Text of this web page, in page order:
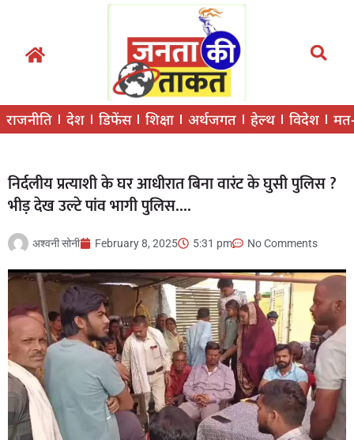
राजनीति देश डिफेंस शिक्षा अर्थजगत हेल्थ विदेश
निर्दलीय प्रत्याशी के घर आधीरात बिना वारंट के घुसी पुलिस ?
भीड़ देख उल्टे पांव भागी पुलिस….
अश्वनी सोनी February 8, 2025 5:31 pm No Comments